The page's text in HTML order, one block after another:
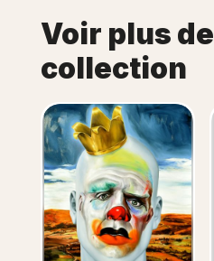
Voir plus
collection